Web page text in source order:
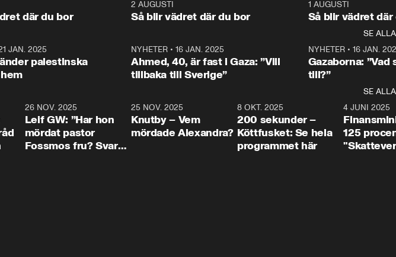
– Vi ställer upp i val. Ska vi
vara med så sitter vi förstås
Rohwedder ställer
utbildnings- och
Mohamsson till svars.
Rohwedder ställer
statsminister Ulf Kristersson
Makten”. Se
Aftonbladets
Rohwedder
Thand Ring
där du bor
2 AUGUSTI
Så blir vädret där du bor
1 AUGUSTI
Så blir vädret där
SE ALLA
JAN. 2025
palestinska
NYHETER• 16 JAN. 2025
Ahmed, 40, är fast i Gaza: ”Vill
tillbaka till Sverige”
NYHETER• 16 JAN.
Gazaborna:
till?”
SE ALLA
26 NOV. 2025
Leif GW: ”Har hon
mördat pastor
Fossmos fru? Svar
31:05
25 NOV. 2025
Knutby – Vem
mördade Alexandra?
4:29
8 OKT. 2025
200 sekunder –
Köttfusket: Se hela
programmet här
4 JUNI 2025
125